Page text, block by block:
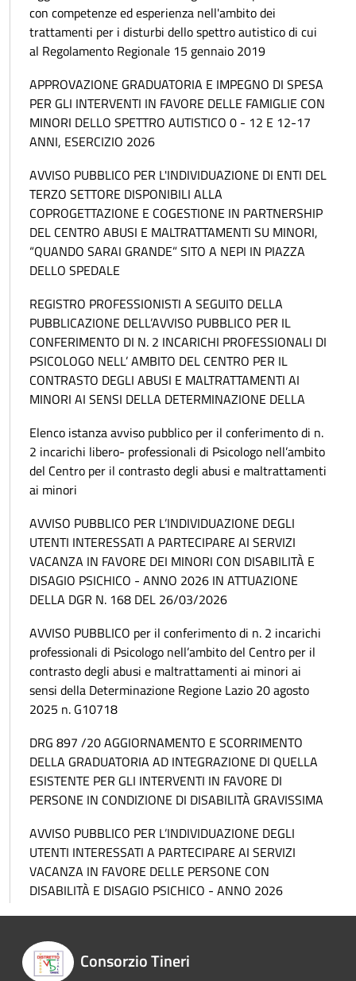
con competenze ed esperienza nell'ambito dei
trattamenti per i disturbi dello spettro autistico di cui
al Regolamento Regionale 15 gennaio 2019
APPROVAZIONE GRADUATORIA E IMPEGNO DI SPESA
PER GLI INTERVENTI IN FAVORE DELLE FAMIGLIE CON
MINORI DELLO SPETTRO AUTISTICO 0 - 12 E 12-17
ANNI, ESERCIZIO 2026
AVVISO PUBBLICO PER L'INDIVIDUAZIONE DI ENTI DEL
TERZO SETTORE DISPONIBILI ALLA
COPROGETTAZIONE E COGESTIONE IN PARTNERSHIP
DEL CENTRO ABUSI E MALTRATTAMENTI SU MINORI,
“QUANDO SARAI GRANDE” SITO A NEPI IN PIAZZA
DELLO SPEDALE
REGISTRO PROFESSIONISTI A SEGUITO DELLA
PUBBLICAZIONE DELL’AVVISO PUBBLICO PER IL
CONFERIMENTO DI N. 2 INCARICHI PROFESSIONALI DI
PSICOLOGO NELL’ AMBITO DEL CENTRO PER IL
CONTRASTO DEGLI ABUSI E MALTRATTAMENTI AI
MINORI AI SENSI DELLA DETERMINAZIONE DELLA
Elenco istanza avviso pubblico per il conferimento di n.
2 incarichi libero- professionali di Psicologo nell’ambito
del Centro per il contrasto degli abusi e maltrattamenti
ai minori
AVVISO PUBBLICO PER L’INDIVIDUAZIONE DEGLI
UTENTI INTERESSATI A PARTECIPARE AI SERVIZI
VACANZA IN FAVORE DEI MINORI CON DISABILITÀ E
DISAGIO PSICHICO - ANNO 2026 IN ATTUAZIONE
DELLA DGR N. 168 DEL 26/03/2026
AVVISO PUBBLICO per il conferimento di n. 2 incarichi
professionali di Psicologo nell’ambito del Centro per il
contrasto degli abusi e maltrattamenti ai minori ai
sensi della Determinazione Regione Lazio 20 agosto
2025 n. G10718
DRG 897 /20 AGGIORNAMENTO E SCORRIMENTO
DELLA GRADUATORIA AD INTEGRAZIONE DI QUELLA
ESISTENTE PER GLI INTERVENTI IN FAVORE DI
PERSONE IN CONDIZIONE DI DISABILITÀ GRAVISSIMA
AVVISO PUBBLICO PER L’INDIVIDUAZIONE DEGLI
UTENTI INTERESSATI A PARTECIPARE AI SERVIZI
VACANZA IN FAVORE DELLE PERSONE CON
DISABILITÀ E DISAGIO PSICHICO - ANNO 2026
Consorzio Tineri